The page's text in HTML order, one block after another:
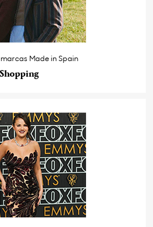
Made in Spain
Shopping